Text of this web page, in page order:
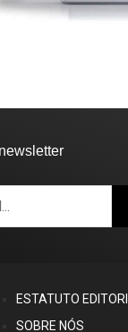
ESTATUTO
SOBRE NÓS